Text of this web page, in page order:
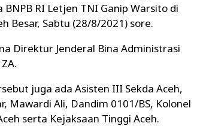
RI Letjen TNI Ganip Warsito di
Besar, Sabtu (28/8/2021) sore.
Direktur Jenderal Bina Administrasi
juga ada Asisten III Sekda Aceh,
Mawardi Ali, Dandim 0101/BS, Kolonel
serta Kejaksaan Tinggi Aceh.